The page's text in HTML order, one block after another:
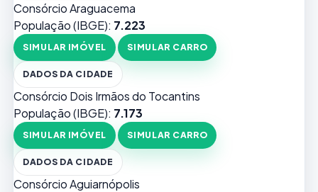
Consórcio Araguacema
População (IBGE): 7.223
SIMULAR IMÓVEL SIMULAR CARRO
DADOS DA CIDADE
Consórcio Dois Irmãos do Tocantins
População (IBGE): 7.173
SIMULAR IMÓVEL SIMULAR CARRO
DADOS DA CIDADE
Consórcio Aguiarnópolis